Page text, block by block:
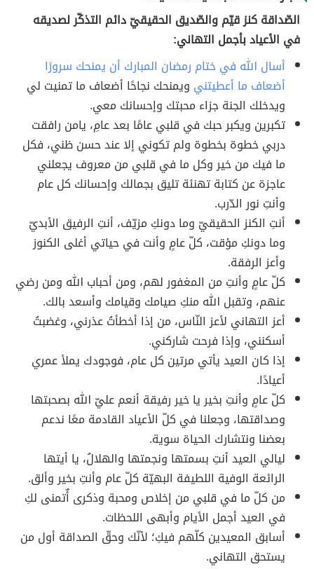
الصّداقة كنز قيّم والصّديق الحقيقيّ دائم التذكّر لصديقه
في الأعياد بأجمل التهاني:
أسال الله في ختام رمضان المبارك أن يمنحك سرورًا
أضعاف ما أعطيتني ويمنحك نجاحًا أضعاف ما تمنيت لي
ويدخلك الجنة جزاء محبتك وإحسانك معي.
تكبرين ويكبر حبك في قلبي عامًا بعد عامِ، يامن رافقت
دربي خطوة بخطوة ولم تكوني إلا عند حسن ظني، فكل
ما فيك من خير وكل ما في قلبي من معروف يجعلني
عاجزة عن كتابة تهنئة تليق بجمالك وإحسانك كل عام
وأنتِ نور الدّرب.
أنتِ الكنز الحقيقيّ وما دونكِ مزيّف، أنتِ الرفيق الأبديّ
وما دونكِ مؤقت، كلّ عامٍ وأنت في حياتي أغلى الكنوز
وأعز الرفقة.
كلّ عامٍ وأنتِ من المغفور لهم، ومن أحباب الله ومن رضي
عنهم، وتقبل الله منكِ صيامك وقيامك وأسعد بالك.
أعز التهاني لأعز النّاس، من إذا أخطأتُ عذرني، وغضبتُ
أسكنني، وإذا فرحت شاركني.
إذا كان العيد يأتي مرتين كل عام، فوجودك يملأ عمري
أعيادًا.
كلّ عامٍ وأنتِ بخير يا خير رفيقة أنعم عليّ الله بصحبتها
وصداقتها، وجعلنا في كلّ الأعياد القادمة معًا ندعم
بعضنا ونتشارك الحياة سوية.
ليالي العيد أنتِ بسمتها ونجمتها والهلالُ، يا أيتها
الرائعة الوفية اللطيفة البهيّة كلّ عام وأنتِ بخير وألق.
من كلّ ما في قلبي من إخلاص ومحبة وذكرى أٌتمنى لكِ
في العيد أجمل الأيام وأبهى اللحظات.
أسابق المعيدين كلّهم فيكِ؛ لأنّك وحقّ الصداقة أول من
يستحق التهاني.